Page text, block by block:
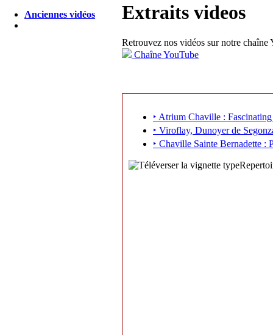
Anciennes vidéos
Extraits videos
Retrouvez nos vidéos sur notre chaîne
Chaîne YouTube
‣ Atrium Chaville :
‣ Viroflay, Dunoyer de
‣ Chaville Sainte Bernadette :